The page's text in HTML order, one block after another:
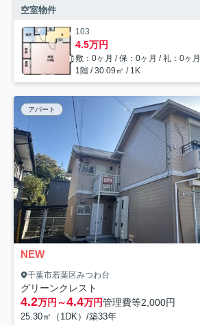
空室物件
103
4.5万円
敷：0ヶ月 / 保：0ヶ月 / 礼：0ヶ月
1階 / 30.09㎡ / 1K
アパート
NEW
千葉市若葉区みつわ台
グリーンクレスト
4.2万円～4.4万円管理費等2,000円
25.30㎡（1DK）/築33年